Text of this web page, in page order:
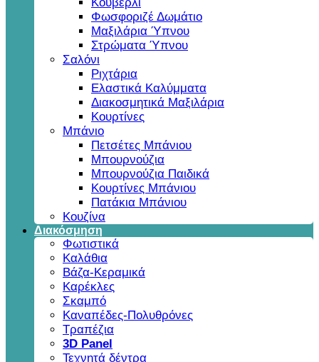
Φωσφοριζέ Δωμάτιο
Μαξιλάρια Ύπνου
Στρώματα Ύπνου
Σαλόνι
Ριχτάρια
Ελαστικά Καλύμματα
Διακοσμητικά Μαξιλάρια
Κουρτίνες
Μπάνιο
Πετσέτες Μπάνιου
Μπουρνούζια
Μπουρνούζια Παιδικά
Κουρτίνες Μπάνιου
Πατάκια Μπάνιου
Κουζίνα
Διακόσμηση
Φωτιστικά
Καλάθια
Βάζα-Κεραμικά
Καρέκλες
Σκαμπό
Καναπέδες-Πολυθρόνες
Τραπέζια
3D Panel
Τεχνητά δέντρα